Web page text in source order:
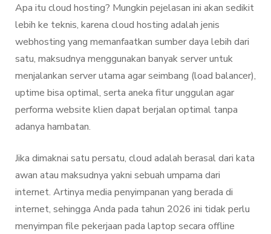
Apa itu cloud hosting? Mungkin pejelasan ini akan sedikit
lebih ke teknis, karena cloud hosting adalah jenis
webhosting yang memanfaatkan sumber daya lebih dari
satu, maksudnya menggunakan banyak server untuk
menjalankan server utama agar seimbang (load balancer),
uptime bisa optimal, serta aneka fitur unggulan agar
performa website klien dapat berjalan optimal tanpa
adanya hambatan.
Jika dimaknai satu persatu, cloud adalah berasal dari kata
awan atau maksudnya yakni sebuah umpama dari
internet. Artinya media penyimpanan yang berada di
internet, sehingga Anda pada tahun 2026 ini tidak perlu
menyimpan file pekerjaan pada laptop secara offline